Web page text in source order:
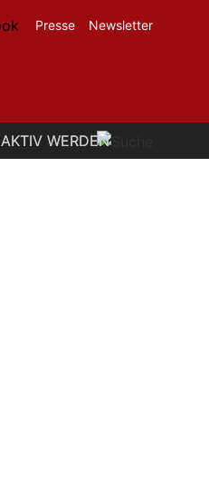
AKTIV WERDEN
Presse Newsletter
AKTIV WERDEN